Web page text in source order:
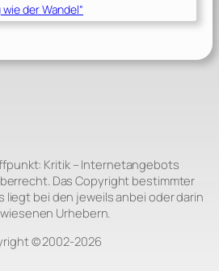
der Wandel“
Kritik – Internetangebots
Das Copyright bestimmter
liegt bei den jeweils anbei oder darin
Urhebern.
© 2002‑2026